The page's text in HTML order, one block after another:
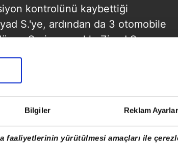
Bilgiler Reklam
faaliyetlerinin yürütülmesi amaçları ile
kontrolünü kaybettiği
S.'ye, ardından da 3 otomobile
Suriye uyruklu Ziyad S.,
Şüpheli İzzet Sefa R. ise
olarak kaçtı.